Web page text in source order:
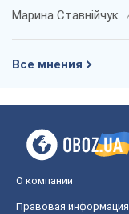
Марина Ставнійчук
Все мнения
О компании
Правовая информация